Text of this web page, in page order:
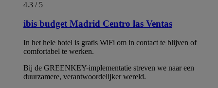
4.3 / 5
ibis budget Madrid Centro las Ventas
In het hele hotel is gratis WiFi om in contact te blijven of
comfortabel te werken.
Bij de GREENKEY-implementatie streven we naar een
duurzamere, verantwoordelijker wereld.